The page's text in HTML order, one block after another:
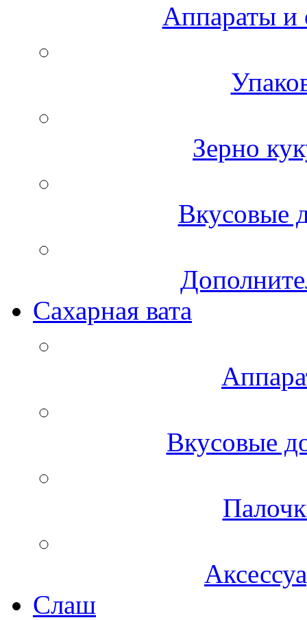
Аппараты и
Зерно
Вкусовые
Сахарная вата
Вкусовые
Cлаш